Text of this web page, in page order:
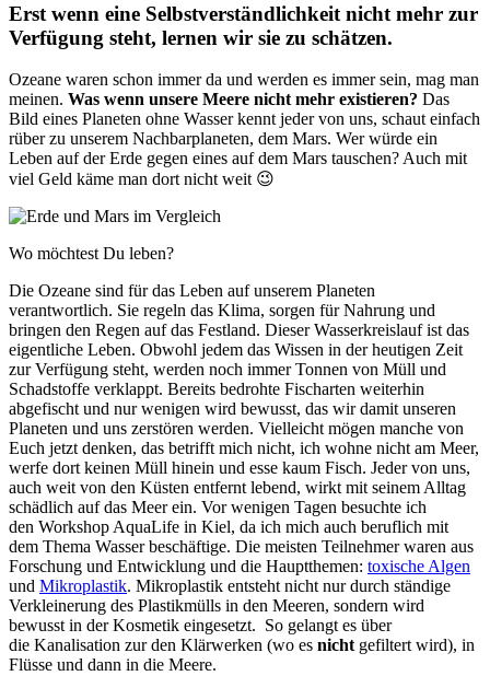
Erst wenn eine Selbstverständlichkeit nicht mehr zur
Verfügung steht, lernen wir sie zu schätzen.
Ozeane waren schon immer da und werden es immer sein, mag man
meinen. Was wenn unsere Meere nicht mehr existieren? Das
Bild eines Planeten ohne Wasser kennt jeder von uns, schaut einfach
rüber zu unserem Nachbarplaneten, dem Mars. Wer würde ein
Leben auf der Erde gegen eines auf dem Mars tauschen? Auch mit
viel Geld käme man dort nicht weit 😉
Wo möchtest Du leben?
Die Ozeane sind für das Leben auf unserem Planeten
verantwortlich. Sie regeln das Klima, sorgen für Nahrung und
bringen den Regen auf das Festland. Dieser Wasserkreislauf ist das
eigentliche Leben. Obwohl jedem das Wissen in der heutigen Zeit
zur Verfügung steht, werden noch immer Tonnen von Müll und
Schadstoffe verklappt. Bereits bedrohte Fischarten weiterhin
abgefischt und nur wenigen wird bewusst, das wir damit unseren
Planeten und uns zerstören werden. Vielleicht mögen manche von
Euch jetzt denken, das betrifft mich nicht, ich wohne nicht am Meer,
werfe dort keinen Müll hinein und esse kaum Fisch. Jeder von uns,
auch weit von den Küsten entfernt lebend, wirkt mit seinem Alltag
schädlich auf das Meer ein. Vor wenigen Tagen besuchte ich
den Workshop AquaLife in Kiel, da ich mich auch beruflich mit
dem Thema Wasser beschäftige. Die meisten Teilnehmer waren aus
Forschung und Entwicklung und die Hauptthemen: toxische Algen
und Mikroplastik. Mikroplastik entsteht nicht nur durch ständige
Verkleinerung des Plastikmülls in den Meeren, sondern wird
bewusst in der Kosmetik eingesetzt. So gelangt es über
die Kanalisation zur den Klärwerken (wo es nicht gefiltert wird), in
Flüsse und dann in die Meere.